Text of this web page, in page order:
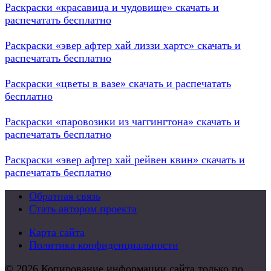
Раскраски «красавица и чудовище» скачать и
распечатать бесплатно
Раскраски «эвер афтер хай лиззи хартс» скачать и
распечатать бесплатно
Раскраски «цветы в вазе» скачать и распечатать
бесплатно
Раскраски «паровозики из чаггингтона» скачать и
распечатать бесплатно
Раскраски «эвер афтер хай рейвен квин» скачать и
распечатать бесплатно
Обратная связь
Стать автором проекта
Карта сайта
Политика конфиденциальности
© 2026 Копирование информации сайта только по